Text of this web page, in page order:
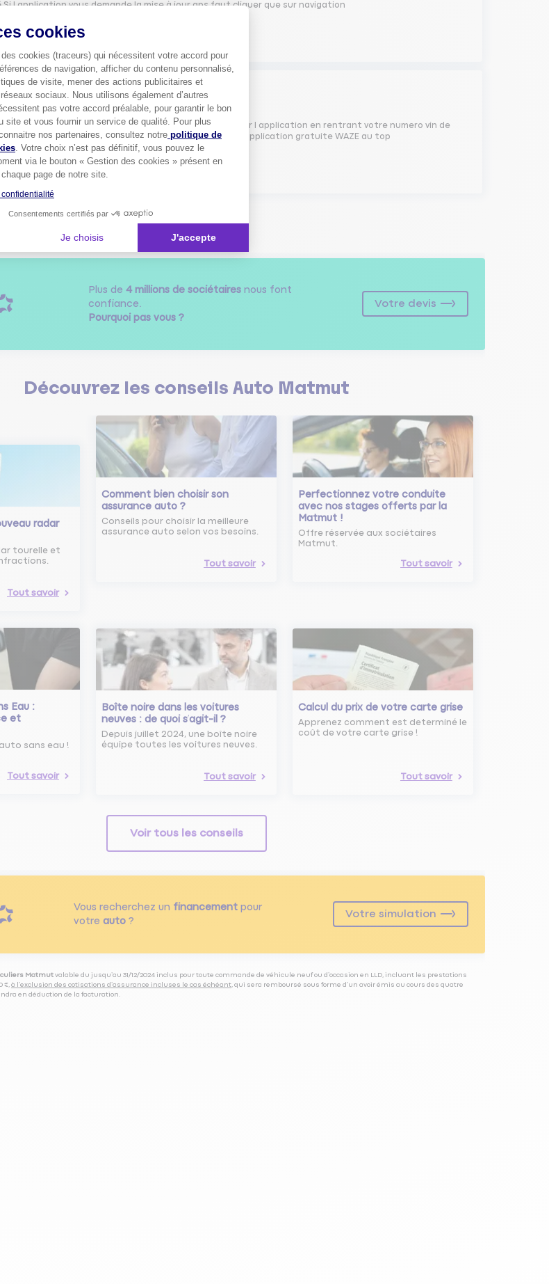
Si l application vous demande la mise à jour gps faut cliquer que sur navigation
0
à 17:03
l application m'y Peugeot et télécharger le dossier sur l application en rentrant votre numero vin de
si votre véhicule a plus de trois il faut payer sinon application gratuite WAZE au top
1
Plus de 4 millions de sociétairesnous font
confiance.
Pourquoi pas vous ?
Votre devis
Découvrez les conseils Auto Matmut
radar
tourelle et
Tout savoir
Comment bien choisir son
assurance auto ?
Conseils pour choisir la meilleure
assurance auto selon vos besoins.
Tout savoir
Perfectionnez votre conduite
avec nos stages offerts par la
Matmut !
Offre réservée aux sociétaires
Matmut.
Tout savoir
Eau :
et
sans eau !
Tout savoir
Boîte noire dans les voitures
neuves : de quoi s’agit-il ?
Depuis juillet 2024, une boîte noire
équipe toutes les voitures neuves.
Tout savoir
Calcul du prix de votre carte grise
Apprenez comment est determiné le
coût de votre carte grise !
Tout savoir
Voir tous les conseils
Vous recherchez un financementpour
votre auto?
Votre simulation
Matmut valable du jusqu’au 31/12/2024 inclus pour toute commande de véhicule neuf ou d’occasion en LLD, incluant les prestations
€, à l’exclusion des cotisations d’assurance incluses le cas échéant , qui sera remboursé sous forme d’un avoir émis au cours des quatre
en déduction de la facturation.
cookies
cookies (traceurs) qui nécessitent votre accord pour
de navigation, afficher du contenu personnalisé,
de visite, mener des actions publicitaires et
sociaux. Nous utilisons également d’autres
pas votre accord préalable, pour garantir le bon
site et vous fournir un service de qualité. Pour plus
nos partenaires, consultez notre politique de
. Votre choix n’est pas définitif, vous pouvez le
via le bouton « Gestion des cookies » présent en
page de notre site.
Consentements certifiés par
Je choisis J'accepte
Axeptio consent